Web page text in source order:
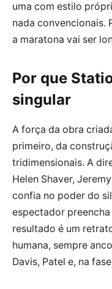
uma com estilo
nada convencionais.
a maratona vai ser
Por que
singular
A força da obra
primeiro, da
tridimensionais. A
Helen Shaver,
confia no poder do
espectador
resultado é um
humana, sempre
Davis, Patel e, na